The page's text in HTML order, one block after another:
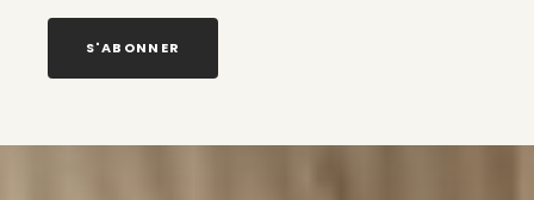
S'ABONNER